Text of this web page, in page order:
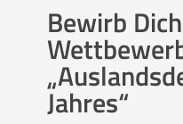
Bewirb
Jahres“